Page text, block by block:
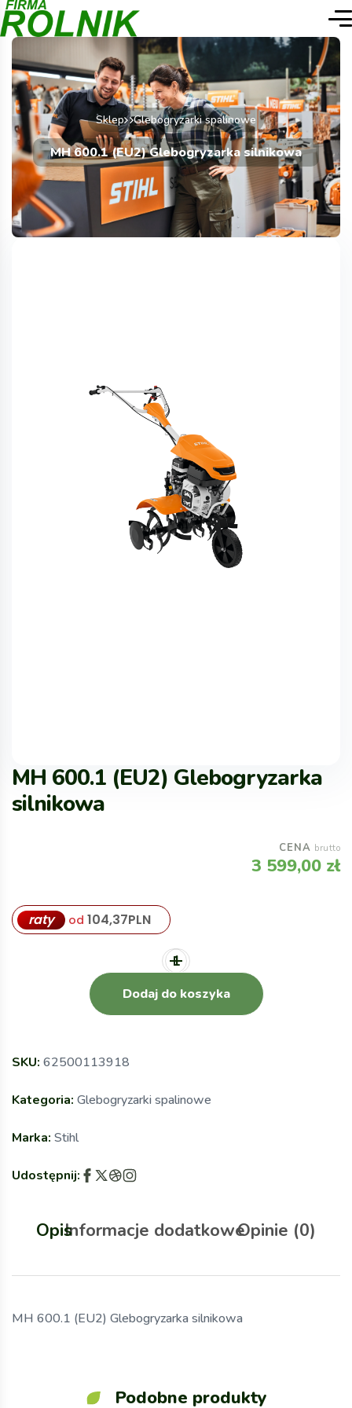
Sklep Glebogryzarki spalinowe
MH 600.1 (EU2) Glebogryzarka silnikowa
MH 600.1 (EU2) Glebogryzarka
silnikowa
CENA brutto
3 599,00 zł
raty od 104,37PLN
Dodaj do koszyka
SKU: 62500113918
Kategoria: Glebogryzarki spalinowe
Marka: Stihl
Udostępnij:
OpisInformacje dodatkoweOpinie (0)
MH 600.1 (EU2) Glebogryzarka silnikowa
Podobne produkty